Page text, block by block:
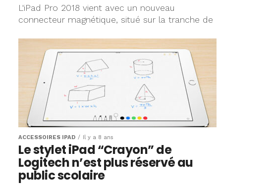
L'iPad Pro 2018 vient avec un nouveau
connecteur magnétique, situé sur la tranche de
deuxième génération. Le nouveau...
ACCESSOIRES IPAD Il y a 8 ans
Le stylet iPad “Crayon” de
Logitech n’est plus réservé au
public scolaire